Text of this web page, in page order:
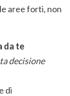
aree forti, non
da te
decisione
di